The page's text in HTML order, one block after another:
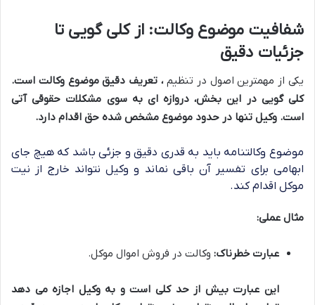
شفافیت موضوع وکالت: از کلی گویی تا
جزئیات دقیق
یکی از مهمترین اصول در تنظیم ، تعریف دقیق موضوع وکالت است.
کلی گویی در این بخش، دروازه ای به سوی مشکلات حقوقی آتی
است. وکیل تنها در حدود موضوع مشخص شده حق اقدام دارد.
موضوع وکالتنامه باید به قدری دقیق و جزئی باشد که هیچ جای
ابهامی برای تفسیر آن باقی نماند و وکیل نتواند خارج از نیت
موکل اقدام کند.
مثال عملی:
عبارت خطرناک: وکالت در فروش اموال موکل.
این عبارت بیش از حد کلی است و به وکیل اجازه می دهد